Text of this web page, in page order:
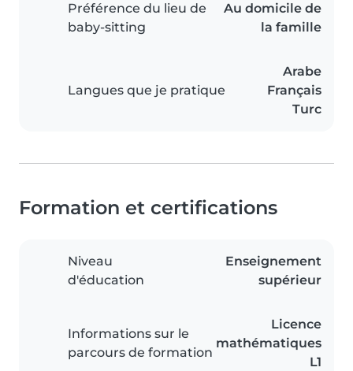
Préférence du lieu de
baby-sitting
Au domicile de
la famille
Langues que je pratique
Arabe
Français
Turc
Formation et certifications
Niveau
d'éducation
Enseignement
supérieur
Informations sur le
parcours de formation
Licence
mathématiques
L1